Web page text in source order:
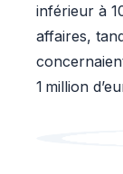
inférieur à
affaires,
1 million